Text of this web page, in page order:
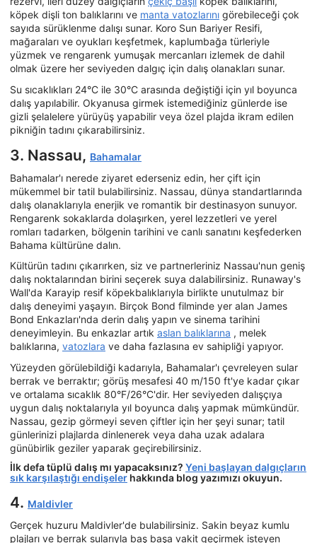
köpek dişli ton balıklarını ve manta vatozlarını görebileceği çok
sayıda sürüklenme dalışı sunar. Koro Sun Bariyer Resifi,
mağaraları ve oyukları keşfetmek, kaplumbağa türleriyle
yüzmek ve rengarenk yumuşak mercanları izlemek de dahil
olmak üzere her seviyeden dalgıç için dalış olanakları sunar.
Su sıcaklıkları 24°C ile 30°C arasında değiştiği için yıl boyunca
dalış yapılabilir. Okyanusa girmek istemediğiniz günlerde ise
gizli şelalelere yürüyüş yapabilir veya özel plajda ikram edilen
pikniğin tadını çıkarabilirsiniz.
3. Nassau, Bahamalar
Bahamalar'ı nerede ziyaret ederseniz edin, her çift için
mükemmel bir tatil bulabilirsiniz. Nassau, dünya standartlarında
dalış olanaklarıyla enerjik ve romantik bir destinasyon sunuyor.
Rengarenk sokaklarda dolaşırken, yerel lezzetleri ve yerel
romları tadarken, bölgenin tarihini ve canlı sanatını keşfederken
Bahama kültürüne dalın.
Kültürün tadını çıkarırken, siz ve partnerleriniz Nassau'nun geniş
dalış noktalarından birini seçerek suya dalabilirsiniz. Runaway's
Wall'da Karayip resif köpekbalıklarıyla birlikte unutulmaz bir
dalış deneyimi yaşayın. Birçok Bond filminde yer alan James
Bond Enkazları'nda derin dalış yapın ve sinema tarihini
deneyimleyin. Bu enkazlar artık aslan balıklarına , melek
balıklarına, vatozlara ve daha fazlasına ev sahipliği yapıyor.
Yüzeyden görülebildiği kadarıyla, Bahamalar'ı çevreleyen sular
berrak ve berraktır; görüş mesafesi 40 m/150 ft'ye kadar çıkar
ve ortalama sıcaklık 80°F/26°C'dir. Her seviyeden dalışçıya
uygun dalış noktalarıyla yıl boyunca dalış yapmak mümkündür.
Nassau, gezip görmeyi seven çiftler için her şeyi sunar; tatil
günlerinizi plajlarda dinlenerek veya daha uzak adalara
günübirlik geziler yaparak geçirebilirsiniz.
İlk defa tüplü dalış mı yapacaksınız? Yeni başlayan dalgıçların
sık karşılaştığı endişeler hakkında blog yazımızı okuyun.
4. Maldivler
Gerçek huzuru Maldivler'de bulabilirsiniz. Sakin beyaz kumlu
plajları ve berrak sularıyla baş başa vakit geçirmek isteyen